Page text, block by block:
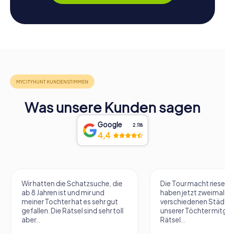
Was unsere Kunden sagen
Google 2.118
4,4
Wir hatten die Schatzsuche, die
ab 8 Jahren ist und mir und
meiner Tochter hat es sehr gut
gefallen. Die Rätsel sind sehr toll
aber...
Die Tour macht
haben jetzt zweimal
verschiedenen
unserer Töchter
Rätsel...